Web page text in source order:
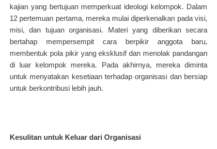
kajian yang bertujuan memperkuat ideologi kelompok. Dalam
12 pertemuan pertama, mereka mulai diperkenalkan pada visi,
misi, dan tujuan organisasi. Materi yang diberikan secara
bertahap mempersempit cara berpikir anggota baru,
membentuk pola pikir yang eksklusif dan menolak pandangan
di luar kelompok mereka. Pada akhirnya, mereka diminta
untuk menyatakan kesetiaan terhadap organisasi dan bersiap
untuk berkontribusi lebih jauh.
Kesulitan untuk Keluar dari Organisasi